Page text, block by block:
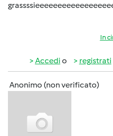
In
Accedi o registrati
Anonimo (non verificato)